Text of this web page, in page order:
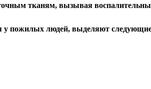
тканям, вызывая
у пожилых людей, выделяют